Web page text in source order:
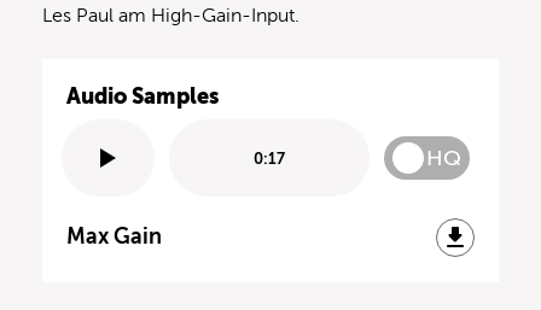
Les Paul am High-Gain-Input.
Audio Samples
0:17 HQ
Max Gain